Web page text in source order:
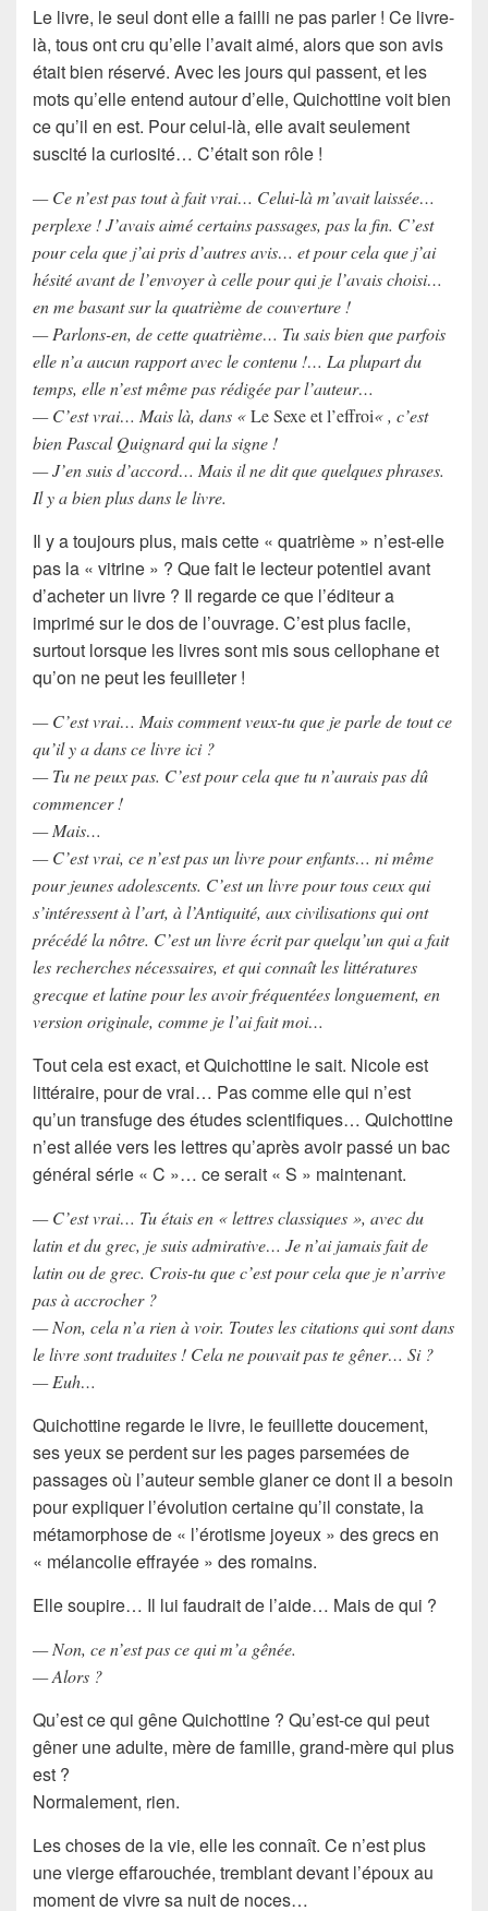
Le livre, le seul dont elle a failli ne pas parler ! Ce livre-
là, tous ont cru qu’elle l’avait aimé, alors que son avis
était bien réservé. Avec les jours qui passent, et les
mots qu’elle entend autour d’elle, Quichottine voit bien
ce qu’il en est. Pour celui-là, elle avait seulement
suscité la curiosité… C’était son rôle !
— Ce n’est pas tout à fait vrai… Celui-là m’avait laissée…
perplexe ! J’avais aimé certains passages, pas la fin. C’est
pour cela que j’ai pris d’autres avis… et pour cela que j’ai
hésité avant de l’envoyer à celle pour qui je l’avais choisi…
en me basant sur la quatrième de couverture !
— Parlons-en, de cette quatrième… Tu sais bien que parfois
elle n’a aucun rapport avec le contenu !… La plupart du
temps, elle n’est même pas rédigée par l’auteur…
— C’est vrai… Mais là, dans «Le Sexe et l’effroi« , c’est
bien Pascal Quignard qui la signe !
— J’en suis d’accord… Mais il ne dit que quelques phrases.
Il y a bien plus dans le livre.
Il y a toujours plus, mais cette « quatrième » n’est-elle
pas la « vitrine » ? Que fait le lecteur potentiel avant
d’acheter un livre ? Il regarde ce que l’éditeur a
imprimé sur le dos de l’ouvrage. C’est plus facile,
surtout lorsque les livres sont mis sous cellophane et
qu’on ne peut les feuilleter !
— C’est vrai… Mais comment veux-tu que je parle de tout ce
qu’il y a dans ce livre ici ?
— Tu ne peux pas. C’est pour cela que tu n’aurais pas dû
commencer !
— Mais…
— C’est vrai, ce n’est pas un livre pour enfants… ni même
pour jeunes adolescents. C’est un livre pour tous ceux qui
s’intéressent à l’art, à l’Antiquité, aux civilisations qui ont
précédé la nôtre. C’est un livre écrit par quelqu’un qui a fait
les recherches nécessaires, et qui connaît les littératures
grecque et latine pour les avoir fréquentées longuement, en
version originale, comme je l’ai fait moi…
Tout cela est exact, et Quichottine le sait. Nicole est
littéraire, pour de vrai… Pas comme elle qui n’est
qu’un transfuge des études scientifiques… Quichottine
n’est allée vers les lettres qu’après avoir passé un bac
général série « C »… ce serait « S » maintenant.
— C’est vrai… Tu étais en « lettres classiques », avec du
latin et du grec, je suis admirative… Je n’ai jamais fait de
latin ou de grec. Crois-tu que c’est pour cela que je n’arrive
pas à accrocher ?
— Non, cela n’a rien à voir. Toutes les citations qui sont dans
le livre sont traduites ! Cela ne pouvait pas te gêner… Si ?
— Euh…
Quichottine regarde le livre, le feuillette doucement,
ses yeux se perdent sur les pages parsemées de
passages où l’auteur semble glaner ce dont il a besoin
pour expliquer l’évolution certaine qu’il constate, la
métamorphose de « l’érotisme joyeux » des grecs en
« mélancolie effrayée » des romains.
Elle soupire… Il lui faudrait de l’aide… Mais de qui ?
— Non, ce n’est pas ce qui m’a gênée.
— Alors ?
Qu’est ce qui gêne Quichottine ? Qu’est-ce qui peut
gêner une adulte, mère de famille, grand-mère qui plus
est ?
Normalement, rien.
Les choses de la vie, elle les connaît. Ce n’est plus
une vierge effarouchée, tremblant devant l’époux au
moment de vivre sa nuit de noces…